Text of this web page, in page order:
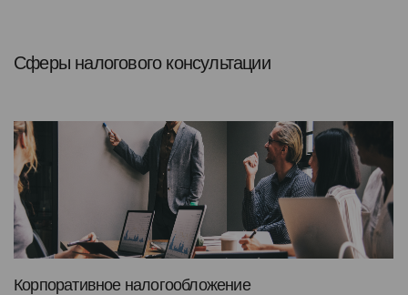
Сферы налогового консультации
Корпоративное налогообложение